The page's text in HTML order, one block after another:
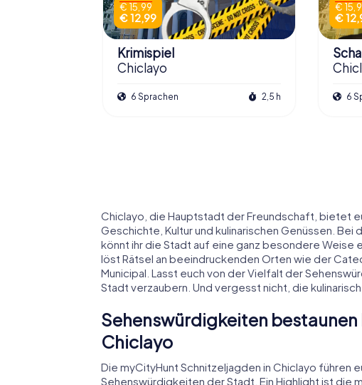
€ 15,99
€ 12,99
Krimispiel
Chiclayo
6 Sprachen 2,5 h
€
€
6
Chiclayo, die Hauptstadt der Freundschaft, bietet
Geschichte, Kultur und kulinarischen Genüssen. Bei
könnt ihr die Stadt auf eine ganz besondere Weise
löst Rätsel an beeindruckenden Orten wie der
Municipal. Lasst euch von der Vielfalt der
Stadt verzaubern. Und vergesst nicht, die
Sehenswürdigkeiten
Chiclayo
Die myCityHunt Schnitzeljagden in Chiclayo führen
Sehenswürdigkeiten der Stadt. Ein Highlight ist die